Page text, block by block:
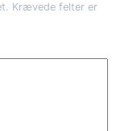
Krævede felter er